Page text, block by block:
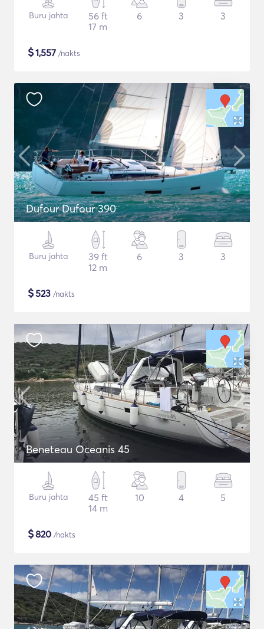
Buru jahta
56 ft
17 m
6 3 3
$1,557 /nakts
Dufour Dufour 390
Buru jahta
39 ft
12 m
6 3 3
$523 /nakts
Beneteau Oceanis 45
Buru jahta
45 ft
14 m
10 4 5
$820 /nakts